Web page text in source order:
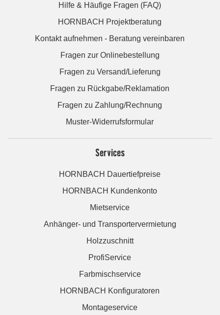
Hilfe & Häufige Fragen (FAQ)
HORNBACH Projektberatung
Kontakt aufnehmen - Beratung vereinbaren
Fragen zur Onlinebestellung
Fragen zu Versand/Lieferung
Fragen zu Rückgabe/Reklamation
Fragen zu Zahlung/Rechnung
Muster-Widerrufsformular
Services
HORNBACH Dauertiefpreise
HORNBACH Kundenkonto
Mietservice
Anhänger- und Transportervermietung
Holzzuschnitt
ProfiService
Farbmischservice
HORNBACH Konfiguratoren
Montageservice